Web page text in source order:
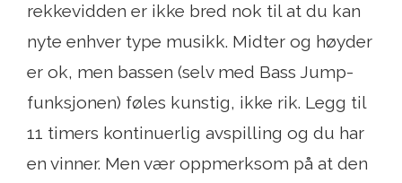
rekkevidden er ikke bred nok til at du kan
nyte enhver type musikk. Midter og høyder
er ok, men bassen (selv med Bass Jump-
funksjonen) føles kunstig, ikke rik. Legg til
11 timers kontinuerlig avspilling og du har
en vinner. Men vær oppmerksom på at den